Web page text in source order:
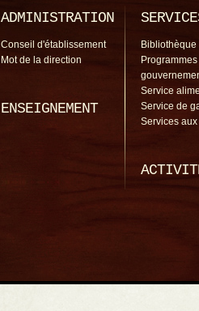
ADMINISTRATION
Conseil d'établissement
Mot de la direction
ENSEIGNEMENT
Bibliothèque
Programmes
Service
Service de
Services